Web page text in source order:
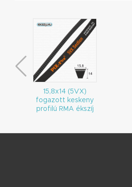
15,8x14 (5VX)
fogazott keskeny
profilú RMA ékszíj